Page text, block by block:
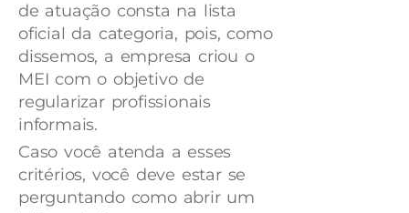
de atuação consta na lista
oficial da categoria, pois, como
dissemos, a empresa criou o
MEI com o objetivo de
regularizar profissionais
informais.
Caso você atenda a esses
critérios, você deve estar se
perguntando como abrir um